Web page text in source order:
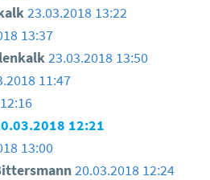
23.03.2018 13:22
13:37
23.03.2018 13:50
11:47
12:21
13:00
20.03.2018 12:24